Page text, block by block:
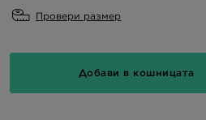
Провери размер
Добави в кошницата